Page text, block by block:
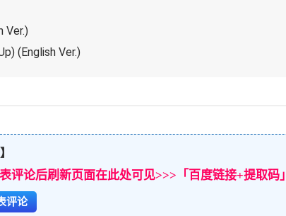
Ver.)
(English Ver.)
评论后刷新页面在此处可见>>>「百度链接+提取码」
评论